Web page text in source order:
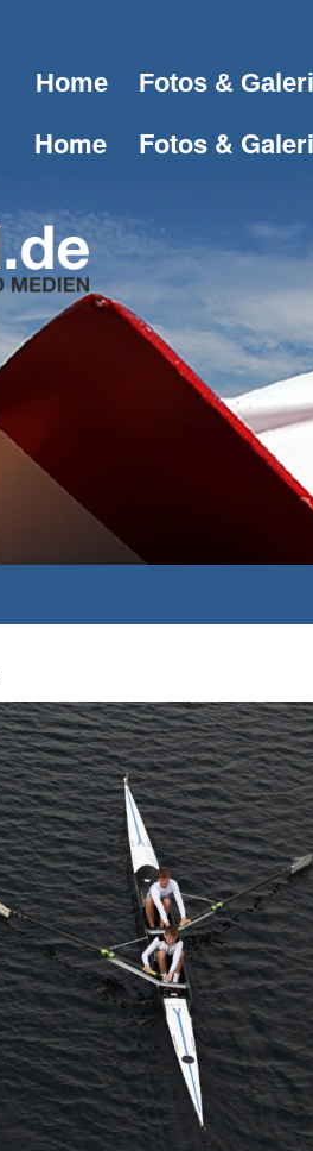
Home Fotos &
Home Fotos &